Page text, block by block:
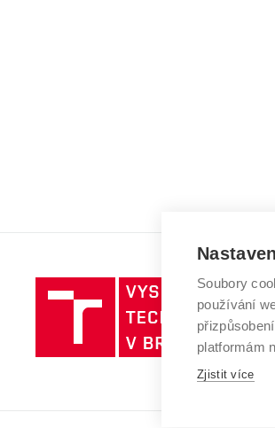
v
Soubory
používání
platformám
Zjistit více